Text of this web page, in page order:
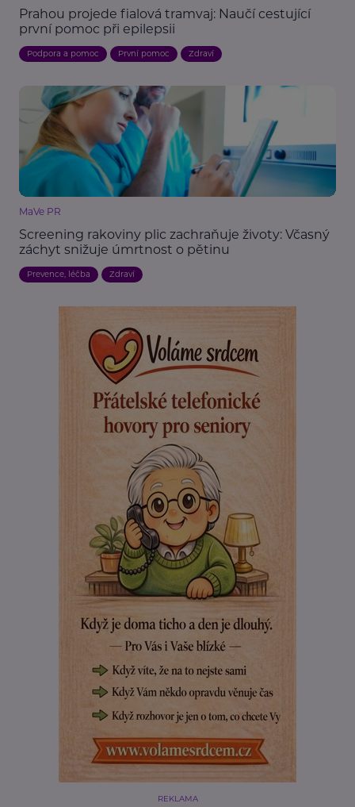
Prahou projede fialová tramvaj: Naučí cestující
první pomoc při epilepsii
Podpora a pomoc První pomoc Zdraví
MaVe PR
Screening rakoviny plic zachraňuje životy: Včasný
záchyt snižuje úmrtnost o pětinu
Prevence, léčba Zdraví
REKLAMA